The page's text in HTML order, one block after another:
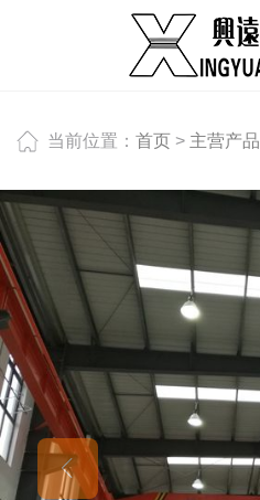
当前位置： 首页 > 主营产品